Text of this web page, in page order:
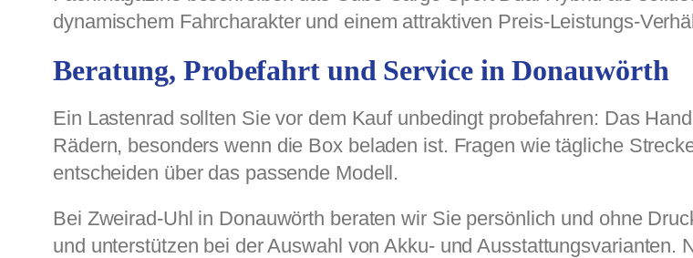
dynamischem Fahrcharakter und einem attraktiven Preis-Leistungs-
Beratung, Probefahrt und Service in Donauwörth
Ein Lastenrad sollten Sie vor dem Kauf unbedingt probefahren: Das
Rädern, besonders wenn die Box beladen ist. Fragen wie tägliche
entscheiden über das passende Modell.
Bei Zweirad-Uhl in Donauwörth beraten wir Sie persönlich und ohne
und unterstützen bei der Auswahl von Akku- und Ausstattungsvarianten.